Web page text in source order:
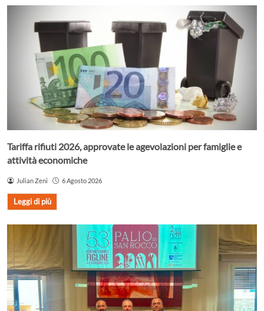
Tariffa rifiuti 2026, approvate le agevolazioni per famiglie e
attività economiche
Julian Zeni 6 Agosto 2026
Leggi di più